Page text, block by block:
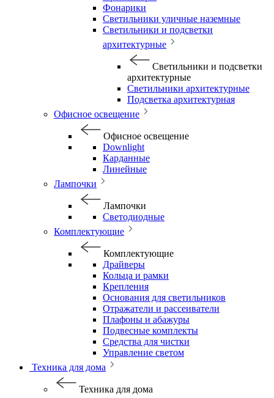
Фонарики
Светильники уличные наземные
Светильники и подсветки
архитектурные
Светильники и подсветки
архитектурные
Светильники архитектурные
Подсветка архитектурная
Офисное освещение
Офисное освещение
Downlight
Карданные
Линейные
Лампочки
Лампочки
Светодиодные
Комплектующие
Комплектующие
Драйверы
Кольца и рамки
Крепления
Основания для светильников
Отражатели и рассеиватели
Плафоны и абажуры
Подвесные комплекты
Средства для чистки
Управление светом
Техника для дома
Техника для дома